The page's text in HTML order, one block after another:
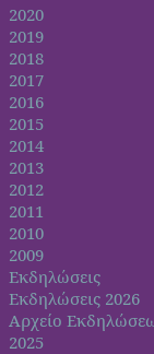
2020
2019
2018
2017
2016
2015
2014
2013
2012
2011
2010
2009
Εκδηλώσεις
Εκδηλώσεις 2026
Αρχείο
2025